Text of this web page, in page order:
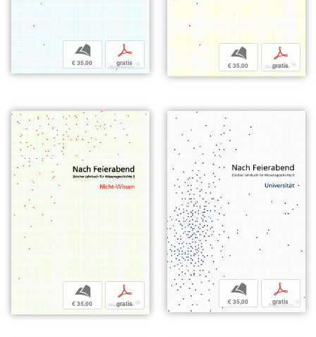
b
€ 35,00
p
gratis
b
€ 35,00
p
gratis
b
€ 35,00
p
gratis
b
€ 35,00
p
gratis